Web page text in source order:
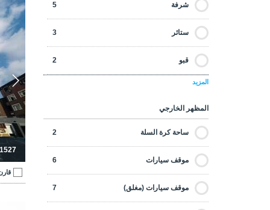
شرفة 5
ستائر 3
قبو 2
المزيد
المظهر الخارجي
ساحة كرة السلة 2
موقف سيارات 6
موقف سيارات (مغلق) 7